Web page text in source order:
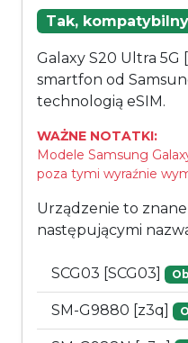
Tak,
Galaxy S20 Ultra
smartfon od
technologią eSIM.
WAŻNE NOTATKI:
Modele Samsung
poza tymi wyraźnie
Urządzenie to
następującymi
SCG03 [SCG03]
SM-G9880 [z3q]